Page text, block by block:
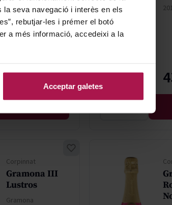
seva navegació i interès en els
rebutjar-les i prémer el botó
a més informació, accedeixi a la
Acceptar galetes
Gramona
1999
Special Price
434,35 €
Corpinnat
Gramona III
Lustros
Gramona